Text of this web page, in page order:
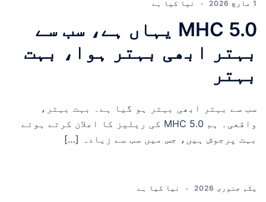
1 مارچ 2026 نیا کیا ہے
MHC 5.0 یہاں ہے، سب سے
بہتر ابھی بہتر ہوا، بہت
بہتر
سب سے بہتر ابھی بہتر ہو گیا ہے۔ بہت بہتر،
واقعی۔ ہم MHC 5.0 کی ریلیز کا اعلان کرتے ہوئے
بہت پرجوش ہیں، جس میں سب سے زیادہ […]
یکم جنوری 2026 نیا کیا ہے